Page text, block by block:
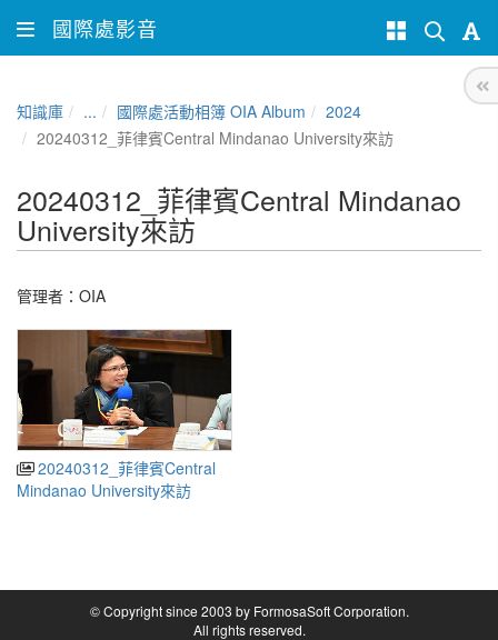
國際處影音
知識庫 ... 國際處活動相簿 OIA Album
2024
20240312_菲律賓Central Mindanao University來訪
20240312_菲律賓Central Mindanao
University來訪
管理者： OIA
20240312_菲律賓Central
Mindanao University來訪
© Copyright since 2003 by FormosaSoft Corporation.
All rights reserved.